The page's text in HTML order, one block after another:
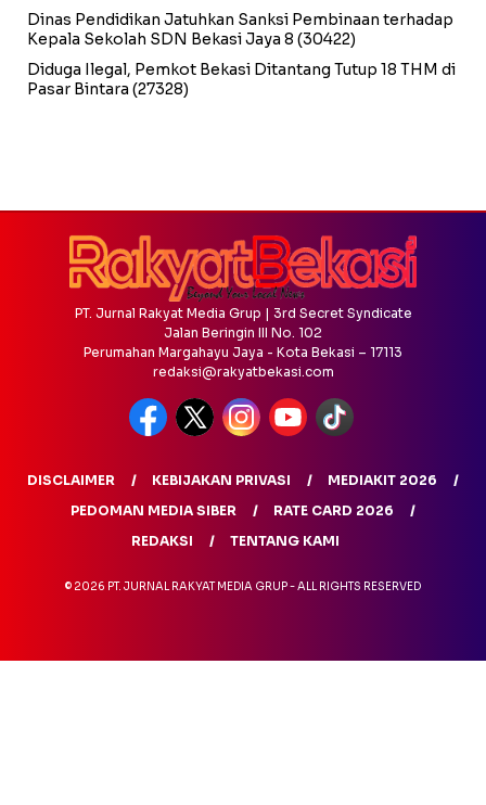
Dinas Pendidikan Jatuhkan Sanksi Pembinaan terhadap
Kepala Sekolah SDN Bekasi Jaya 8 (30422)
Diduga Ilegal, Pemkot Bekasi Ditantang Tutup 18 THM di
Pasar Bintara (27328)
PT. Jurnal Rakyat Media Grup | 3rd Secret Syndicate
Jalan Beringin III No. 102
Perumahan Margahayu Jaya - Kota Bekasi – 17113
redaksi@rakyatbekasi.com
DISCLAIMER KEBIJAKAN PRIVASI
MEDIAKIT 2026
PEDOMAN MEDIA SIBER
RATE CARD 2026
REDAKSI
TENTANG KAMI
© 2026 PT. JURNAL RAKYAT MEDIA GRUP - ALL RIGHTS RESERVED